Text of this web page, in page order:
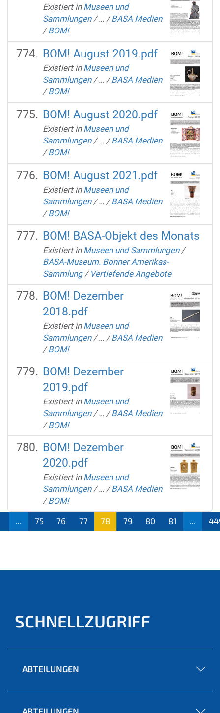
Existiert in Museen und
Sammlungen /… /BASA Medien
/BOM!
BOM! August 2019.pdf
Existiert in Museen und
Sammlungen /… /BASA Medien
/BOM!
BOM! August 2020.pdf
Existiert in Museen und
Sammlungen /… /BASA Medien
/BOM!
BOM! August 2021.pdf
Existiert in Museen und
Sammlungen /… /BASA Medien
/BOM!
BOM! BASA-Objekt des Monats
Existiert in Museen und Sammlungen /
BASA-Museum. Bonner Amerikas-
Sammlung / Vertiefende Angebote
BOM! Dezember
2018.pdf
Existiert in Museen und
Sammlungen /… /BASA Medien
/BOM!
BOM! Dezember
2019.pdf
Existiert in Museen und
Sammlungen /… /BASA Medien
/BOM!
BOM! Dezember
2020.pdf
Existiert in Museen und
Sammlungen /… /BASA Medien
/BOM!
... 75 76 77
78
79 80 81 ...
SCHNELLZUGRIFF
ABTEILUNGEN